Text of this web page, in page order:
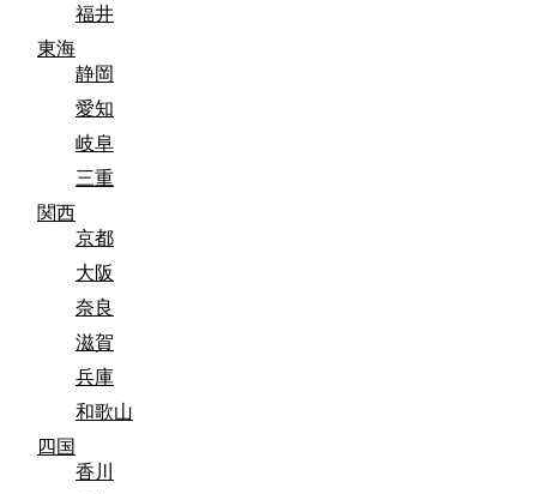
福井
東海
静岡
愛知
岐阜
三重
関西
京都
大阪
奈良
滋賀
兵庫
和歌山
四国
香川